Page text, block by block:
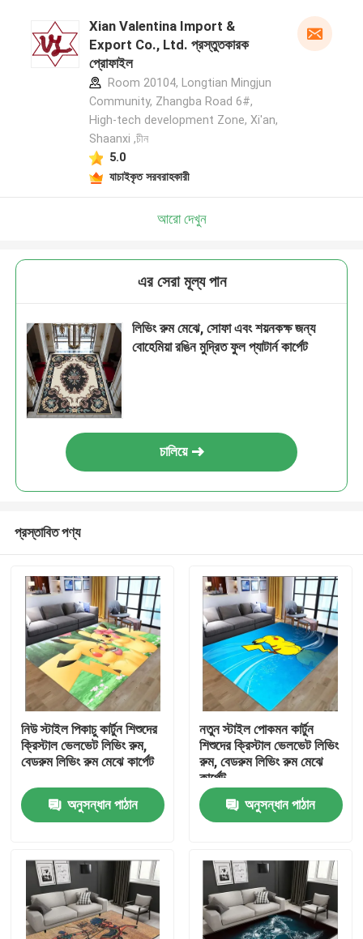
পণ্য
ভিডিও
Xian Valentina Import &
Export Co., Ltd. প্রস্তুতকারক
প্রোফাইল
Room 20104, Longtian Mingjun
Community, Zhangba Road 6#,
High-tech development Zone, Xi'an,
Shaanxi ,চীন
5.0
যাচাইকৃত সরবরাহকারী
আরো দেখুন
এর সেরা মূল্য পান
লিভিং রুম মেঝে, সোফা এবং শয়নকক্ষ জন্য
বোহেমিয়া রঙিন মুদ্রিত ফুল প্যাটার্ন কার্পেট
চালিয়ে
প্রস্তাবিত পণ্য
নিউ স্টাইল পিকাচু কার্টুন শিশুদের
ক্রিস্টাল ভেলভেট লিভিং রুম,
বেডরুম লিভিং রুম মেঝে কার্পেট
অনুসন্ধান পাঠান
নতুন স্টাইল পোকমন কার্টুন
শিশুদের ক্রিস্টাল ভেলভেট লিভিং
রুম, বেডরুম লিভিং রুম মেঝে
কার্পেট
অনুসন্ধান পাঠান